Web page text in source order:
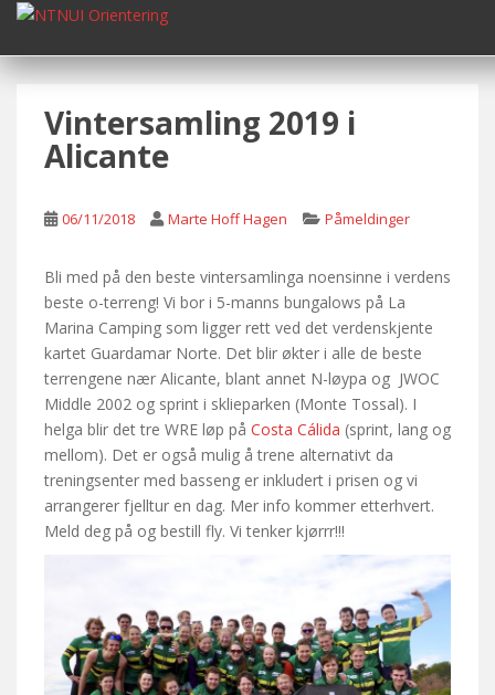
i
Vintersamling 2019 i
Alicante
06/11/2018 Marte Hoff Hagen Påmeldinger
Bli med på den beste vintersamlinga noensinne i verdens
beste o-terreng! Vi bor i 5-manns bungalows på La
Marina Camping som ligger rett ved det verdenskjente
kartet Guardamar Norte. Det blir økter i alle de beste
terrengene nær Alicante, blant annet N-løypa og JWOC
Middle 2002 og sprint i sklieparken (Monte Tossal). I
helga blir det tre WRE løp på Costa Cálida (sprint, lang og
mellom). Det er også mulig å trene alternativt da
treningsenter med basseng er inkludert i prisen og vi
arrangerer fjelltur en dag. Mer info kommer etterhvert.
Meld deg på og bestill fly. Vi tenker kjørrr!!!